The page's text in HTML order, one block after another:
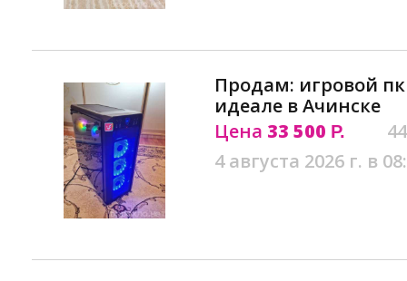
Продам: игровой пк
идеале в Ачинске
Цена 33 500 Р.
4 августа 2026 г. в